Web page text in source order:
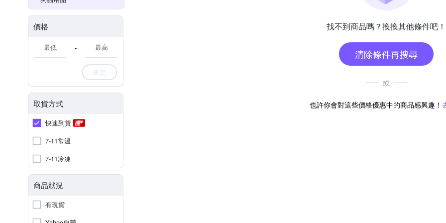
價格
-
確定
取貨方式
快速到貨
7-11常溫
7-11冷凍
商品狀況
有現貨
找不到商品嗎？換換其他條件吧！
清除條件再搜尋
或
也許你會對這些價格優惠中的商品感興趣！